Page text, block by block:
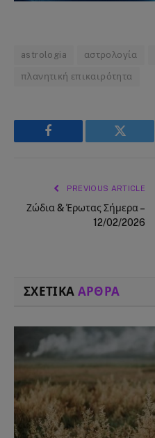
astrologia αστρολογία
πλανητική επικαιρότητα
Facebook Twitter
PREVIOUS ARTICLE
Ζώδια & Έρωτας Σήμερα –
12/02/2026
ΣΧΕΤΙΚΑ ΑΡΘΡΑ